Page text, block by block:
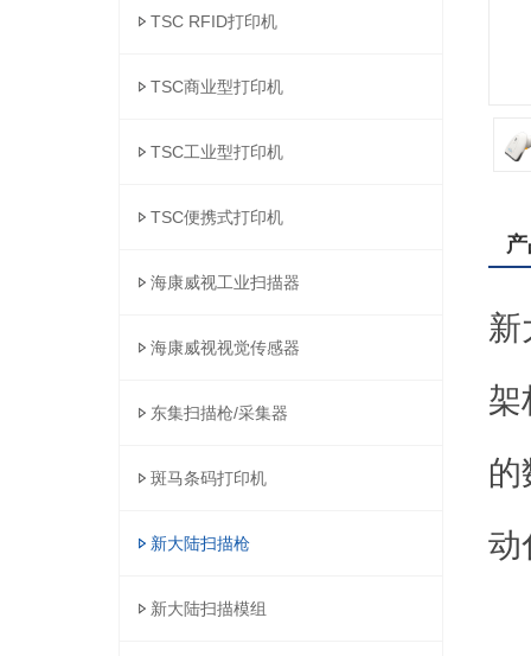
TSC RFID打印机
TSC商业型打印机
TSC工业型打印机
TSC便携式打印机
海康威视工业扫描器
海康威视视觉传感器
东集扫描枪/采集器
斑马条码打印机
新大陆扫描枪
新大陆扫描模组
新
架
的
动